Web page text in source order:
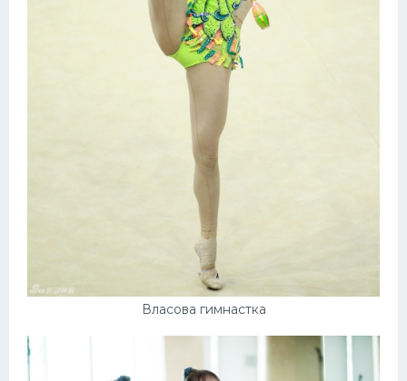
Власова гимнастка